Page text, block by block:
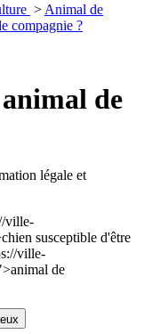
> Animal de
compagnie ?
de
légale et
ville-
susceptible d'être
ville-
de